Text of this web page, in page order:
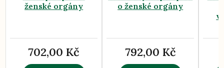
ženské orgány
702,00 Kč
o ženské orgány
792,00 Kč